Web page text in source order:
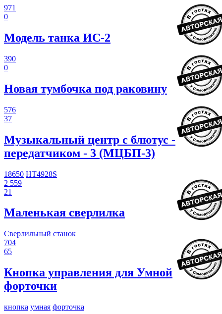
971
0
Модель танка ИС-2
390
0
Новая тумбочка под раковину
576
37
Музыкальный центр с блютус -
передатчиком - 3 (МЦБП-3)
18650 HT4928S
2 559
21
Маленькая сверлилка
Сверлильный станок
704
65
Кнопка управления для Умной
форточки
кнопка умная форточка